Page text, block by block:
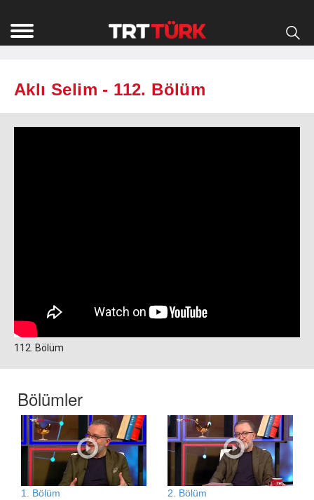
Aklı Selim - 112. Bölüm
112. Bölüm
Bölümler
1. Bölüm 2. Bölüm